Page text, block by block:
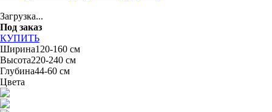
Загрузка...
Под заказ
КУПИТЬ
Ширина120-160 см
Высота220-240 см
Глубина44-60 см
Цвета